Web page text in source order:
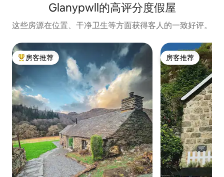
Glanypwll的高评分度假屋
这些房源在位置、干净卫生等方面获得客人的一致好评。
热门「房客推荐」
房客推荐 房客推荐
房客推荐